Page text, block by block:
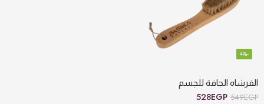
الفرشاه الجافة للجسم
-4%
549EGP
528EGP